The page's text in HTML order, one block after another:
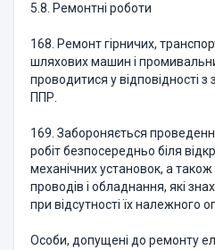
5.8. Ремонтні роботи
168. Ремонт гірничих,
шляхових машин і
проводитися у відповідності
ППР.
169. Забороняється
робіт безпосередньо біля
механічних установок, а
проводів і обладнання, які
при відсутності їх належного
Особи, допущені до ремонту